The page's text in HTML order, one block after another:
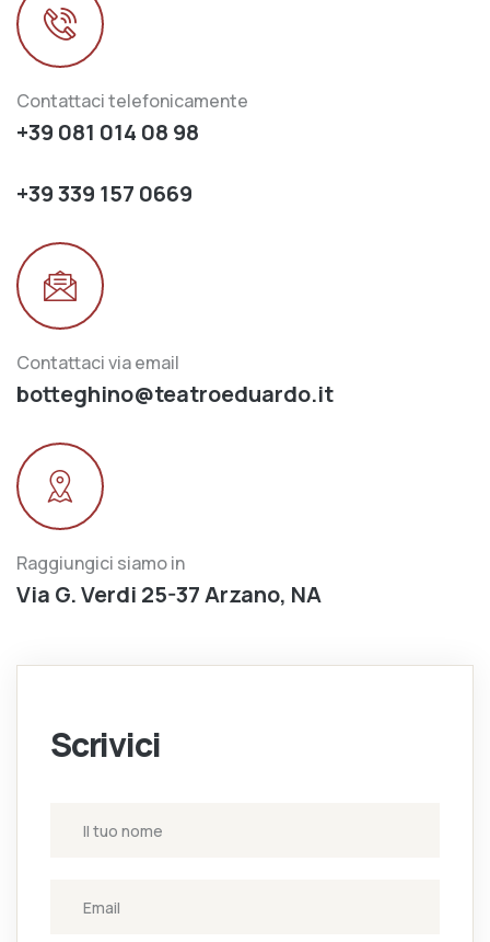
Contattaci telefonicamente
+39 081 014 08 98
+39 339 157 0669
Contattaci via email
botteghino@teatroeduardo.it
Raggiungici siamo in
Via G. Verdi 25-37 Arzano, NA
Scrivici